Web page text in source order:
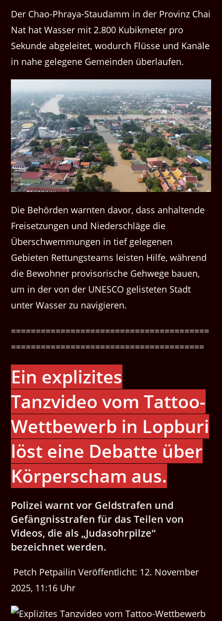
Der Chao-Phraya-Staudamm in der Provinz Chai
Nat hat Wasser mit 2.800 Kubikmeter pro
Sekunde abgeleitet, wodurch Flüsse und Kanäle
in nahe gelegene Gemeinden überlaufen.
Die Behörden warnten davor, dass anhaltende
Freisetzungen und Niederschläge die
Überschwemmungen in tief gelegenen
Gebieten Rettungsteams leisten Hilfe, während
die Bewohner provisorische Gehwege bauen,
um in der von der UNESCO gelisteten Stadt
unter Wasser zu navigieren.
========================================
=======================================
Ein explizites
Tanzvideo vom Tattoo-
Wettbewerb in Lopburi
löst eine Debatte über
Körperscham aus.
Polizei warnt vor Geldstrafen und
Gefängnisstrafen für das Teilen von
Videos, die als „Judasohrpilze“
bezeichnet werden.
Petch Petpailin Veröffentlicht: 12. November
2025, 11:16 Uhr